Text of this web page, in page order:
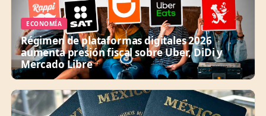
ECONOMÍA
Régimen de plataformas digitales 2026
aumenta presión fiscal sobre Uber, DiDi y
Mercado Libre